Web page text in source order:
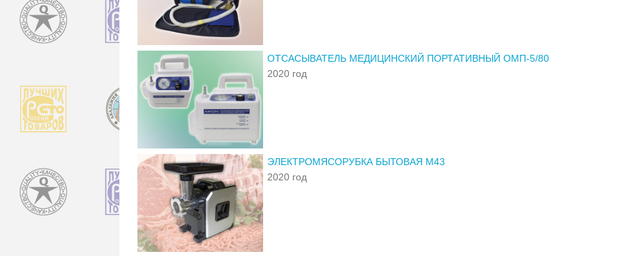
ОТСАСЫВАТЕЛЬ МЕДИЦИНСКИЙ ПОРТАТИВНЫЙ ОМП-5/80
2020 год
ЭЛЕКТРОМЯСОРУБКА БЫТОВАЯ М43
2020 год